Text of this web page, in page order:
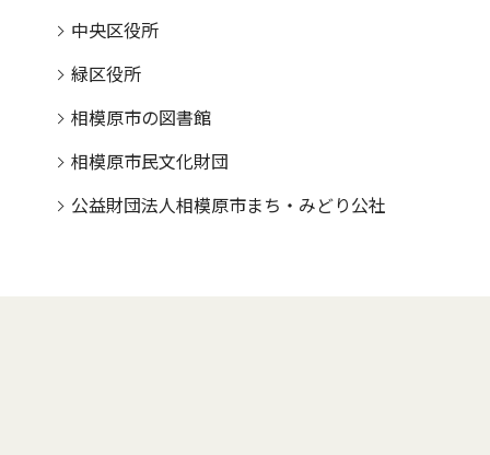
中央区役所
緑区役所
相模原市の図書館
相模原市民文化財団
公益財団法人相模原市まち・みどり公社